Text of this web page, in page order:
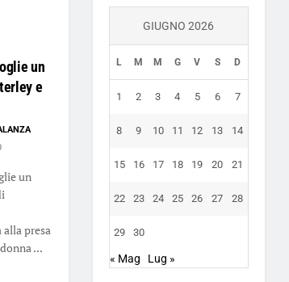
un
e
un
presa
...
GIUGNO 2026
L M M G V S D
1 2 3 4 5 6 7
8 9 10 11 12 13 14
15 16 17 18 19 20 21
22 23 24 25 26 27 28
29 30
« Mag Lug »